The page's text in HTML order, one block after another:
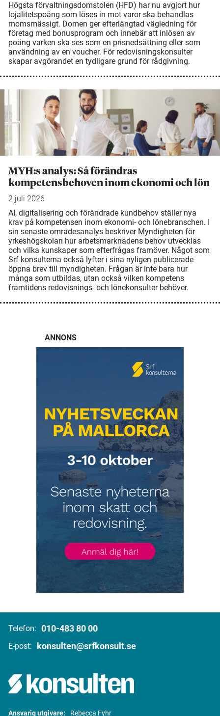
Högsta förvaltningsdomstolen (HFD) har nu avgjort hur
lojalitetspoäng som löses in mot varor ska behandlas
momsmässigt. Domen ger efterlängtad vägledning för
företag med bonusprogram och innebär att inlösen av
poäng varken ska ses som en prisnedsättning eller som
användning av en voucher. För redovisningskonsulter
skapar avgörandet en tydligare grund för rådgivning.
MYH:s analys: Så förändras
kompetensbehoven inom ekonomi och lön
2 juli 2026
AI, digitalisering och förändrade kundbehov ställer nya
krav på kompetensen inom ekonomi- och lönebranschen. I
sin senaste områdesanalys beskriver Myndigheten för
yrkeshögskolan hur arbetsmarknadens behov utvecklas
och vilka kunskaper som efterfrågas framöver. Något som
Srf konsulterna också lyfter i sina nyligen publicerade
öppna brev till myndigheten. Frågan är inte bara hur
många som utbildas, utan också vilken kompetens
framtidens redovisnings- och lönekonsulter behöver.
ANNONS
Telefon: 010-483 80 00
E-post: konsulten@srfkonsult.se
Ansvarig utgivare: Rebecca Fyhr